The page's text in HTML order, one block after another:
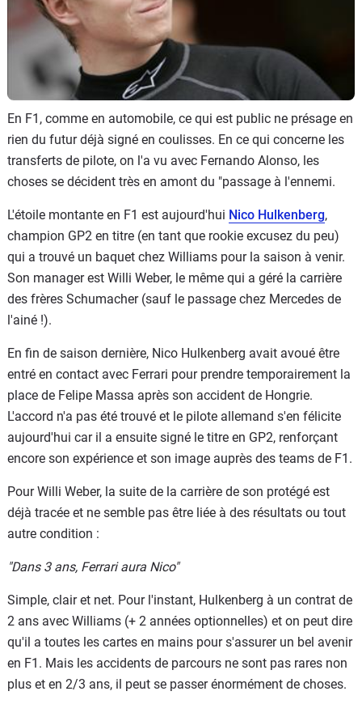
Forum
Moto
Marques
En F1, comme en automobile, ce qui est public ne présage en
rien du futur déjà signé en coulisses. En ce qui concerne les
transferts de pilote, on l'a vu avec Fernando Alonso, les
choses se décident très en amont du "passage à l'ennemi.
L'étoile montante en F1 est aujourd'hui Nico Hulkenberg,
champion GP2 en titre (en tant que rookie excusez du peu)
qui a trouvé un baquet chez Williams pour la saison à venir.
Son manager est Willi Weber, le même qui a géré la carrière
des frères Schumacher (sauf le passage chez Mercedes de
l'ainé !).
En fin de saison dernière, Nico Hulkenberg avait avoué être
entré en contact avec Ferrari pour prendre temporairement la
place de Felipe Massa après son accident de Hongrie.
L'accord n'a pas été trouvé et le pilote allemand s'en félicite
aujourd'hui car il a ensuite signé le titre en GP2, renforçant
encore son expérience et son image auprès des teams de F1.
Pour Willi Weber, la suite de la carrière de son protégé est
déjà tracée et ne semble pas être liée à des résultats ou tout
autre condition :
"Dans 3 ans, Ferrari aura Nico"
Simple, clair et net. Pour l'instant, Hulkenberg à un contrat de
2 ans avec Williams (+ 2 années optionnelles) et on peut dire
qu'il a toutes les cartes en mains pour s'assurer un bel avenir
en F1. Mais les accidents de parcours ne sont pas rares non
plus et en 2/3 ans, il peut se passer énormément de choses.